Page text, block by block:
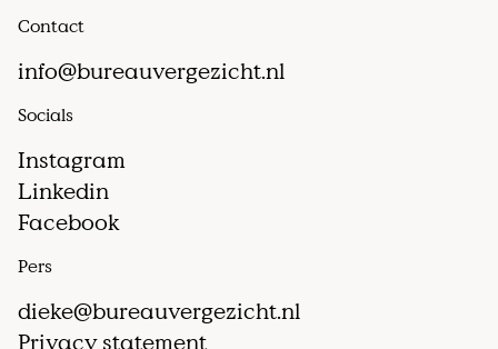
Contact
info@bureauvergezicht.nl
Socials
Instagram
Linkedin
Facebook
Pers
dieke@bureauvergezicht.nl
Privacy statement